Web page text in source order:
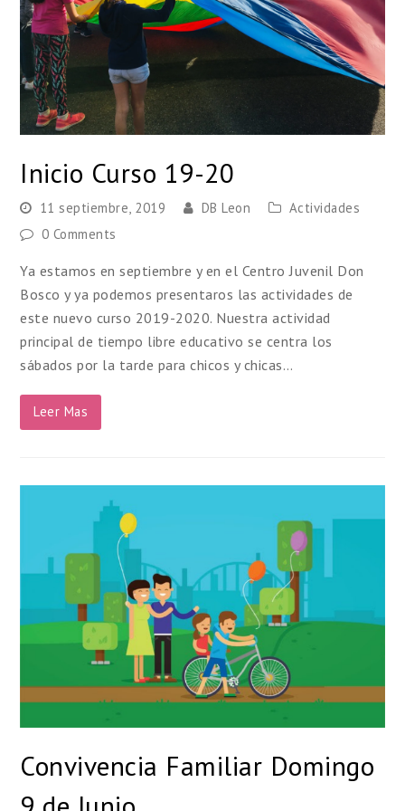
Inicio Curso 19-20
11 septiembre, 2019 DB Leon
Actividades
0 Comments
Ya estamos en septiembre y en el Centro Juvenil Don
Bosco y ya podemos presentaros las actividades de
este nuevo curso 2019-2020. Nuestra actividad
principal de tiempo libre educativo se centra los
sábados por la tarde para chicos y chicas…
Leer Mas
Convivencia Familiar Domingo